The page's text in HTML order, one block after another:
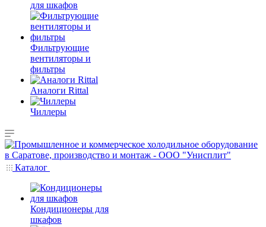
для шкафов
Фильтрующие
вентиляторы и
фильтры
Аналоги Rittal
Чиллеры
Каталог
Кондиционеры для
шкафов